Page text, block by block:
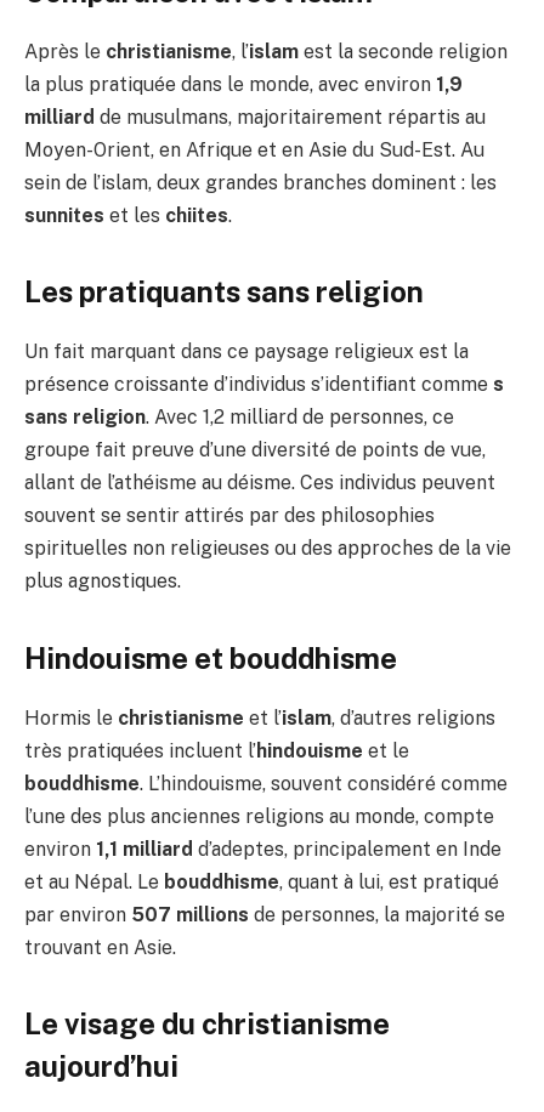
Après le christianisme, l’islam est la seconde religion
la plus pratiquée dans le monde, avec environ 1,9
milliard de musulmans, majoritairement répartis au
Moyen-Orient, en Afrique et en Asie du Sud-Est. Au
sein de l’islam, deux grandes branches dominent : les
sunnites et les chiites.
Les pratiquants sans religion
Un fait marquant dans ce paysage religieux est la
présence croissante d’individus s’identifiant comme s
sans religion. Avec 1,2 milliard de personnes, ce
groupe fait preuve d’une diversité de points de vue,
allant de l’athéisme au déisme. Ces individus peuvent
souvent se sentir attirés par des philosophies
spirituelles non religieuses ou des approches de la vie
plus agnostiques.
Hindouisme et bouddhisme
Hormis le christianisme et l’islam, d’autres religions
très pratiquées incluent l’hindouisme et le
bouddhisme. L’hindouisme, souvent considéré comme
l’une des plus anciennes religions au monde, compte
environ 1,1 milliard d’adeptes, principalement en Inde
et au Népal. Le bouddhisme, quant à lui, est pratiqué
par environ 507 millions de personnes, la majorité se
trouvant en Asie.
Le visage du christianisme
aujourd’hui